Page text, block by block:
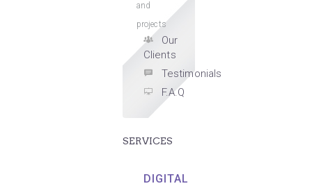
and
projects
Our
Clients
Testimonials
F.A.Q
SERVICES
DIGITAL